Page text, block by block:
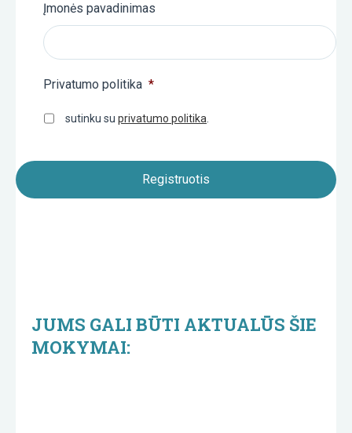
Įmonės pavadinimas
Privatumo politika *
sutinku su privatumo politika
JUMS GALI BŪTI AKTUALŪS ŠIE
MOKYMAI: